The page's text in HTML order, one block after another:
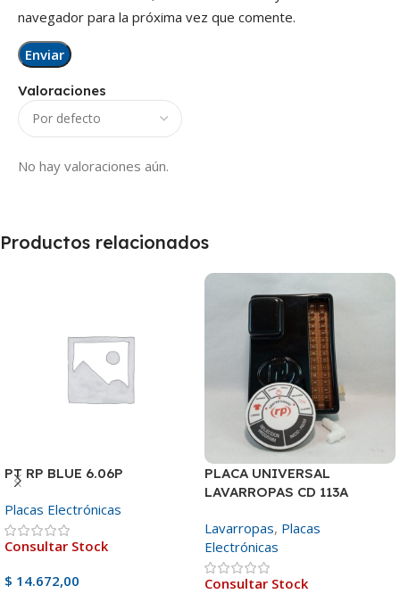
Valoraciones
No hay valoraciones aún.
navegador para la próxima vez que comente.
Productos relacionados
PT RP BLUE 6.06P
Placas Electrónicas
Consultar Stock
$ 14.672,00
PLACA UNIVERSAL
LAVARROPAS CD 113A
Lavarropas, Placas
Electrónicas
Consultar Stock